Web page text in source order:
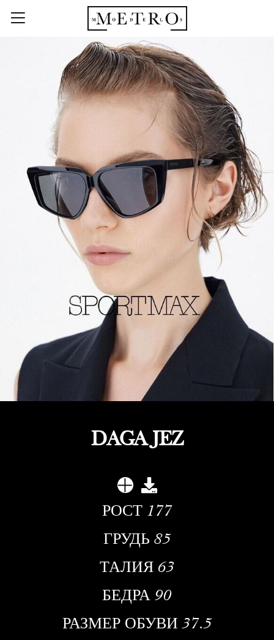
DAGA JEZ
РОСТ 177
ГРУДЬ 85
ТАЛИЯ 63
БЕДРА 90
РАЗМЕР ОБУВИ 37.5